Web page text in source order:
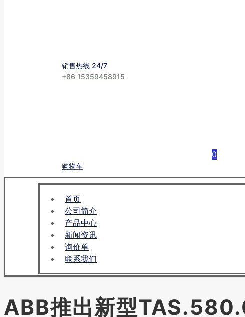
销售热线 24/7
+86 15359458915
0
购物车
首页
公司简介
产品中心
新闻资讯
询价单
联系我们
ABB推出新型